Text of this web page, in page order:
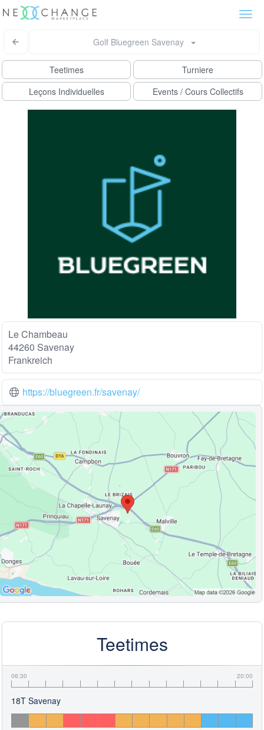
Golf Bluegreen Savenay
Teetimes
Turniere
Leçons Individuelles
Events / Cours Collectifs
Le Chambeau
44260 Savenay
Frankreich
https://bluegreen.fr/savenay/
Teetimes
06:30 20:00
18T Savenay